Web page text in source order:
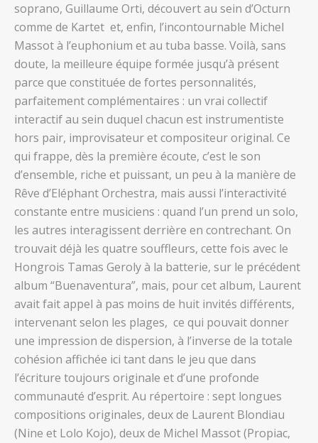
soprano, Guillaume Orti, découvert au sein d’Octurn
comme de Kartet et, enfin, l’incontournable Michel
Massot à l’euphonium et au tuba basse. Voilà, sans
doute, la meilleure équipe formée jusqu’à présent
parce que constituée de fortes personnalités,
parfaitement complémentaires : un vrai collectif
interactif au sein duquel chacun est instrumentiste
hors pair, improvisateur et compositeur original. Ce
qui frappe, dès la première écoute, c’est le son
d’ensemble, riche et puissant, un peu à la manière de
Rêve d’Eléphant Orchestra, mais aussi l’interactivité
constante entre musiciens : quand l’un prend un solo,
les autres interagissent derrière en contrechant. On
trouvait déjà les quatre souffleurs, cette fois avec le
Hongrois Tamas Geroly à la batterie, sur le précédent
album “Buenaventura”, mais, pour cet album, Laurent
avait fait appel à pas moins de huit invités différents,
intervenant selon les plages, ce qui pouvait donner
une impression de dispersion, à l’inverse de la totale
cohésion affichée ici tant dans le jeu que dans
l’écriture toujours originale et d’une profonde
communauté d’esprit. Au répertoire : sept longues
compositions originales, deux de Laurent Blondiau
(Nine et Lolo Kojo), deux de Michel Massot (Propiac,